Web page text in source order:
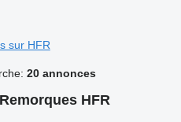
sur HFR
20 annonces
Remorques HFR